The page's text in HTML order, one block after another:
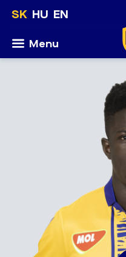
SK HU EN
Menu